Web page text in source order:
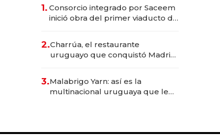
1. Consorcio integrado por Saceem
inició obra del primer viaducto de
millones
2.Charrúa, el restaurante
uruguayo que conquistó Madrid:
anticipación y prepara apertura
3.Malabrigo Yarn: así es la
multinacional uruguaya que le